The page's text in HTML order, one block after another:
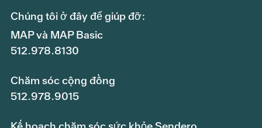
Chúng tôi ở đây để giúp đỡ:
MAP và MAP Basic
512.978.8130
Chăm sóc cộng đồng
512.978.9015